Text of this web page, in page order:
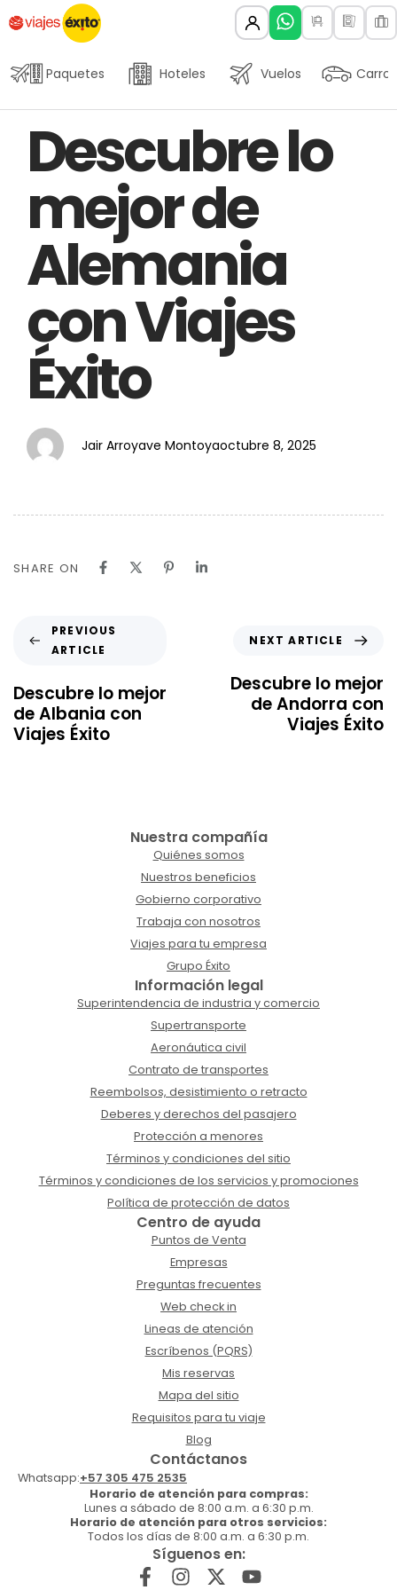
Paquetes Hoteles Vuelos Carros
IN:
Descubre lo
mejor de
Alemania
con Viajes
Éxito
Jair Arroyave Montoya
on:
octubre 8, 2025
SHARE ON
PREVIOUS
ARTICLE
Descubre lo mejor
de Albania con
Viajes Éxito
NEXT ARTICLE
Descubre lo mejor
de Andorra con
Viajes Éxito
Nuestra compañía
Quiénes somos
Nuestros beneficios
Gobierno corporativo
Trabaja con nosotros
Viajes para tu empresa
Grupo Éxito
Información legal
Superintendencia de industria y comercio
Supertransporte
Aeronáutica civil
Contrato de transportes
Reembolsos, desistimiento o retracto
Deberes y derechos del pasajero
Protección a menores
Términos y condiciones del sitio
Términos y condiciones de los servicios y promociones
Política de protección de datos
Centro de ayuda
Puntos de Venta
Empresas
Preguntas frecuentes
Web check in
Lineas de atención
Escríbenos (PQRS)
Mis reservas
Mapa del sitio
Requisitos para tu viaje
Blog
Contáctanos
Whatsapp:+57 305 475 2535
Horario de atención para compras:
Lunes a sábado de 8:00 a.m. a 6:30 p.m.
Horario de atención para otros servicios:
Todos los días de 8:00 a.m. a 6:30 p.m.
Síguenos en: